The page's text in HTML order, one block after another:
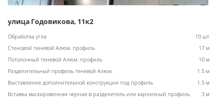
улица Годовикова, 11к2
Обработка угла
10 шт
Стеновой теневой Алюм. профиль
17 м
Потолочный теневой Алюм. профиль
10 м
Разделительный профиль теневой Алюм.
1.5 м
Выставление дополнительной конструкции под профиль
1.5 м
Вставка маскировочная черная в разделитель или карнизный профиль
3 м